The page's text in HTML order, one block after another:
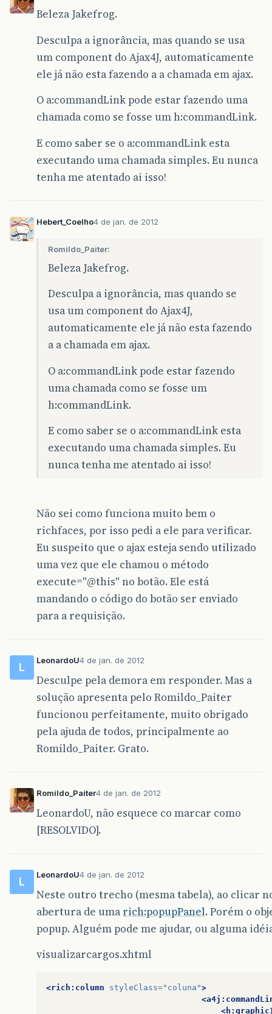
Beleza Jakefrog.
Desculpa a ignorância, mas quando se usa
um component do Ajax4J, automaticamente
ele já não esta fazendo a a chamada em ajax.
O a:commandLink pode estar fazendo uma
chamada como se fosse um h:commandLink.
E como saber se o a:commandLink esta
executando uma chamada simples. Eu nunca
tenha me atentado ai isso!
Hebert_Coelho4 de jan. de 2012
Romildo_Paiter:
Beleza Jakefrog.
Desculpa a ignorância, mas quando se
usa um component do Ajax4J,
automaticamente ele já não esta fazendo
a a chamada em ajax.
O a:commandLink pode estar fazendo
uma chamada como se fosse um
h:commandLink.
E como saber se o a:commandLink esta
executando uma chamada simples. Eu
nunca tenha me atentado ai isso!
Não sei como funciona muito bem o
richfaces, por isso pedi a ele para verificar.
Eu suspeito que o ajax esteja sendo utilizado
uma vez que ele chamou o método
execute="@this" no botão. Ele está
mandando o código do botão ser enviado
para a requisição.
L
LeonardoU4 de jan. de 2012
Desculpe pela demora em responder. Mas a
solução apresenta pelo Romildo_Paiter
funcionou perfeitamente, muito obrigado
pela ajuda de todos, principalmente ao
Romildo_Paiter. Grato.
Romildo_Paiter4 de jan. de 2012
LeonardoU, não esquece co marcar como
[RESOLVIDO].
L
LeonardoU4 de jan. de 2012
Neste outro trecho (mesma tabela), ao clicar
abertura de uma rich:popupPanel. Porém o
popup. Alguém pode me ajudar, ou alguma
visualizarcargos.xhtml
<rich:column styleClass="coluna">